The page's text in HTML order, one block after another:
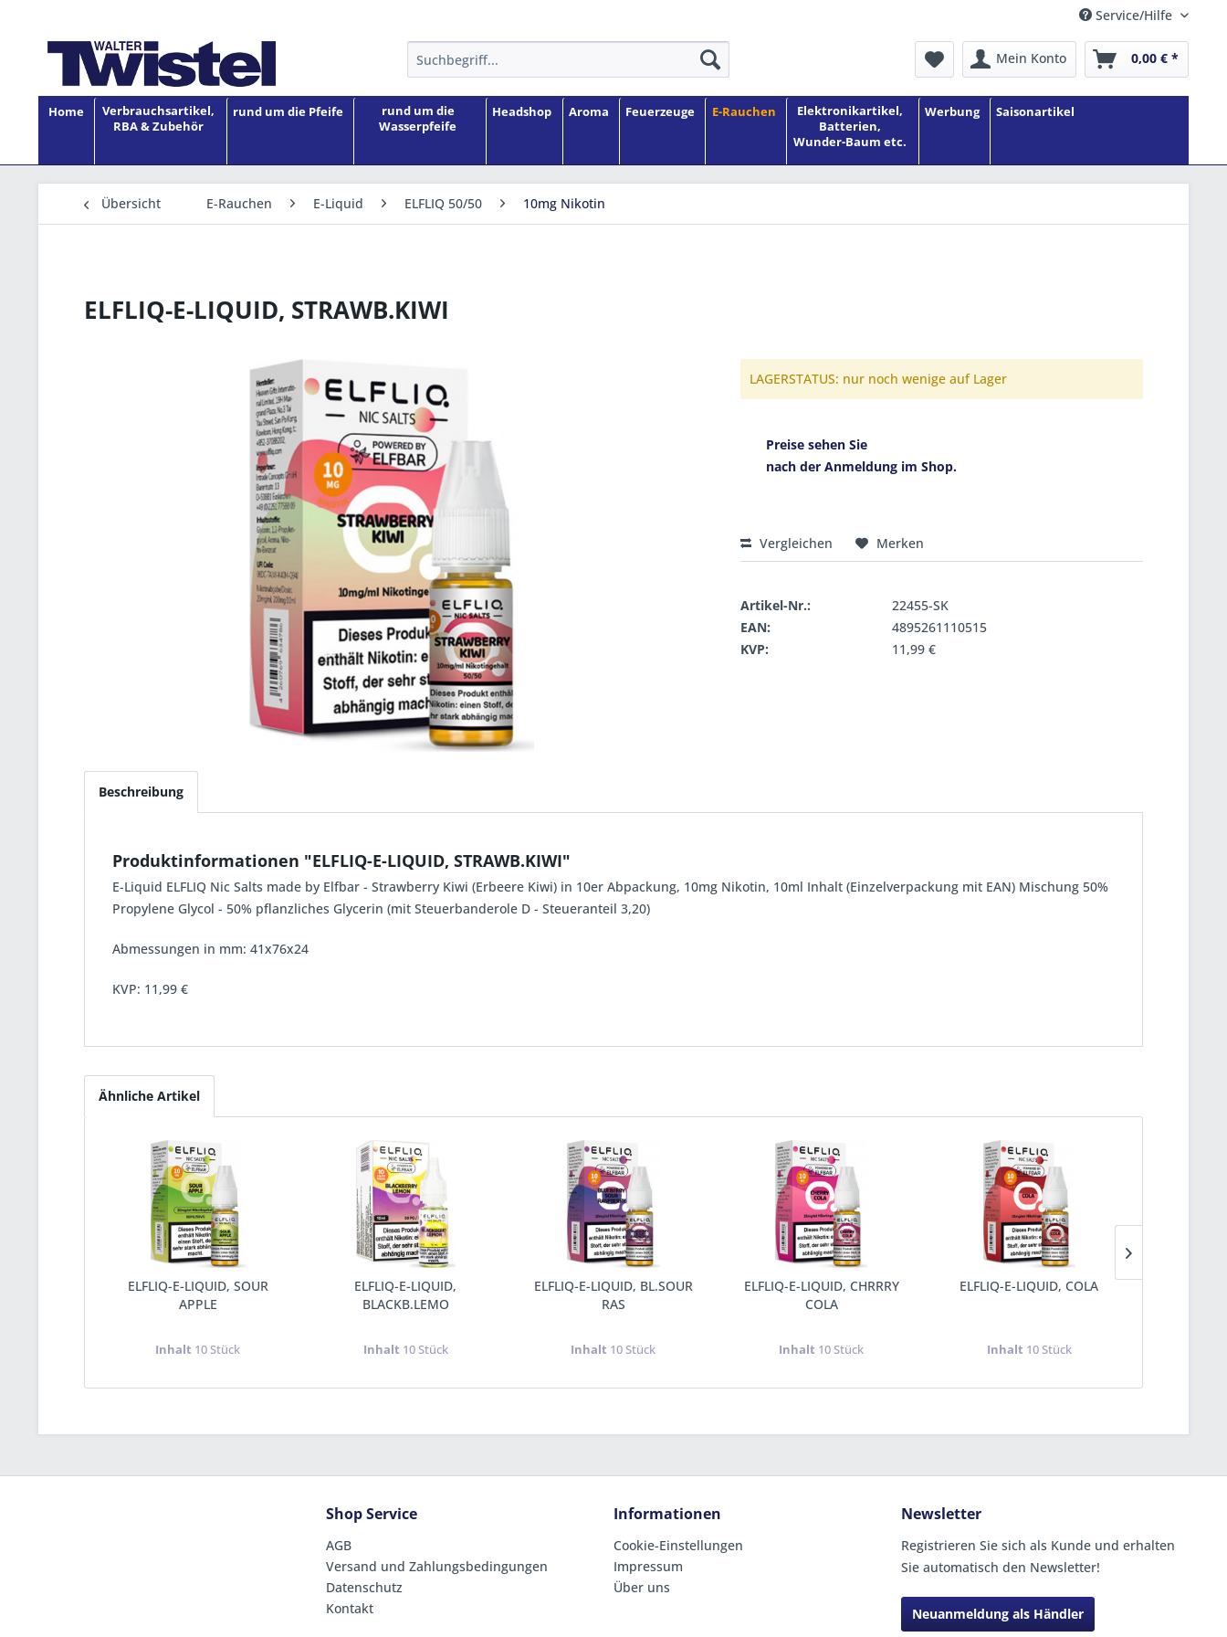
Service/Hilfe
Mein Konto 0,00 € *
Home
Verbrauchsartikel,
RBA & Zubehör
rund um die Pfeife
rund um die
Wasserpfeife
Headshop Aroma Feuerzeuge E-Rauchen
Elektronikartikel,
Batterien,
Wunder-Baum etc.
Werbung Saisonartikel
Übersicht E-Rauchen E-Liquid ELFLIQ 50/50 10mg Nikotin
ELFLIQ-E-LIQUID, STRAWB.KIWI
LAGERSTATUS: nur noch wenige auf Lager
Preise sehen Sie
nach der Anmeldung im Shop.
Vergleichen Merken
Artikel-Nr.:
22455-SK
EAN:
4895261110515
KVP:
11,99 €
Beschreibung
Produktinformationen "ELFLIQ-E-LIQUID, STRAWB.KIWI"
E-Liquid ELFLIQ Nic Salts made by Elfbar - Strawberry Kiwi (Erbeere Kiwi) in 10er Abpackung, 10mg Nikotin, 10ml Inhalt (Einzelverpackung mit EAN) Mischung 50%
Propylene Glycol - 50% pflanzliches Glycerin (mit Steuerbanderole D - Steueranteil 3,20)
Abmessungen in mm: 41x76x24
KVP: 11,99 €
Ähnliche Artikel
ELFLIQ-E-LIQUID, SOUR
APPLE
Inhalt 10 Stück
ELFLIQ-E-LIQUID,
BLACKB.LEMO
Inhalt 10 Stück
ELFLIQ-E-LIQUID, BL.SOUR
RAS
Inhalt 10 Stück
ELFLIQ-E-LIQUID, CHRRRY
COLA
Inhalt 10 Stück
ELFLIQ-E-LIQUID, COLA
Inhalt 10 Stück
Shop Service
AGB
Versand und Zahlungsbedingungen
Datenschutz
Kontakt
Informationen
Cookie-Einstellungen
Impressum
Über uns
Newsletter
Registrieren Sie sich als Kunde und erhalten
Sie automatisch den Newsletter!
Neuanmeldung als Händler